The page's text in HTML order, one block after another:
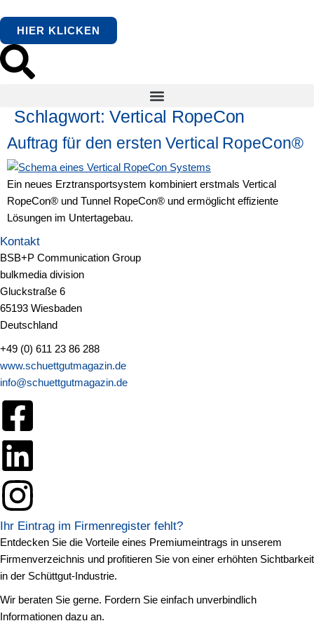
springen
HIER KLICKEN
Schlagwort:Vertical RopeCon
Auftrag für den ersten Vertical RopeCon®
Ein neues Erztransportsystem kombiniert erstmals Vertical
RopeCon® und Tunnel RopeCon® und ermöglicht effiziente
Lösungen im Untertagebau.
Kontakt
BSB+P Communication Group
bulkmedia division
Gluckstraße 6
65193 Wiesbaden
Deutschland
+49 (0) 611 23 86 288
www.schuettgutmagazin.de
info@schuettgutmagazin.de
Ihr Eintrag im Firmenregister fehlt?
Entdecken Sie die Vorteile eines Premiumeintrags in unserem
Firmenverzeichnis und profitieren Sie von einer erhöhten Sichtbarkeit
in der Schüttgut-Industrie.
Wir beraten Sie gerne. Fordern Sie einfach unverbindlich
Informationen dazu an.